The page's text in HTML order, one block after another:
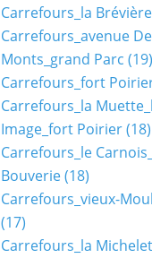
Carrefours_la Brévière
Carrefours_avenue
Monts_grand Parc (19)
Carrefours_fort
Carrefours_la
Image_fort Poirier(18)
Carrefours_le
Bouverie(18)
Carrefours_vieux-
(17)
Carrefours_la